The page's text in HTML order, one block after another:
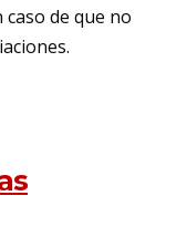
de que no